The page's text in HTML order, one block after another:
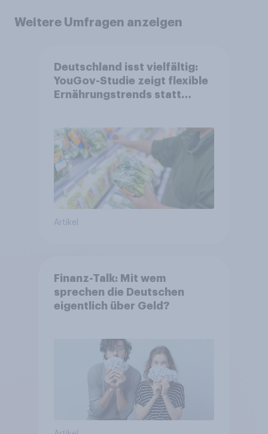
Weitere Umfragen anzeigen
Deutschland isst vielfältig:
YouGov-Studie zeigt flexible
Ernährungstrends statt
Artikel
Finanz-Talk: Mit wem
sprechen die Deutschen
eigentlich über Geld?